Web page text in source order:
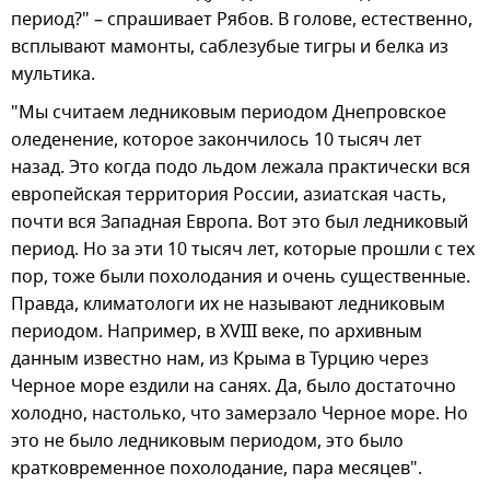
период?" – спрашивает Рябов. В голове, естественно,
всплывают мамонты, саблезубые тигры и белка из
мультика.
"Мы считаем ледниковым периодом Днепровское
оледенение, которое закончилось 10 тысяч лет
назад. Это когда подо льдом лежала практически вся
европейская территория России, азиатская часть,
почти вся Западная Европа. Вот это был ледниковый
период. Но за эти 10 тысяч лет, которые прошли с тех
пор, тоже были похолодания и очень существенные.
Правда, климатологи их не называют ледниковым
периодом. Например, в XVIII веке, по архивным
данным известно нам, из Крыма в Турцию через
Черное море ездили на санях. Да, было достаточно
холодно, настолько, что замерзало Черное море. Но
это не было ледниковым периодом, это было
кратковременное похолодание, пара месяцев".